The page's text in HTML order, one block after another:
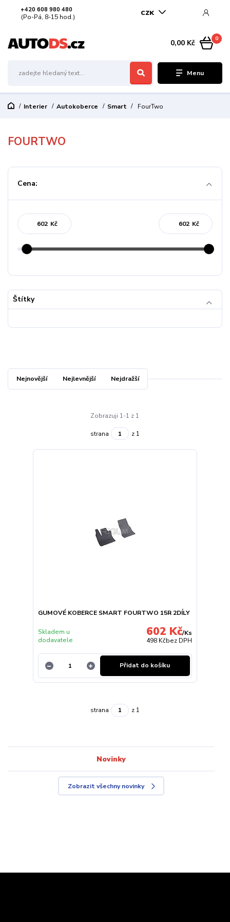
Menu
CZK
+420 608 980 480
(Po-Pá, 8-15 hod.)
0
0,00 Kč
Interier Autokoberce Smart FourTwo
FOURTWO
Cena:
Kč Kč
Štítky
Nejnovější Nejlevnější Nejdražší
Zobrazuji 1-1 z 1
strana z 1
GUMOVÉ KOBERCE SMART FOURTWO 15R 2DÍLY
602 Kč/Ks
498 Kčbez DPH
Skladem u
dodavatele
Přidat do košíku
strana z 1
Novinky
Zobrazit všechny novinky